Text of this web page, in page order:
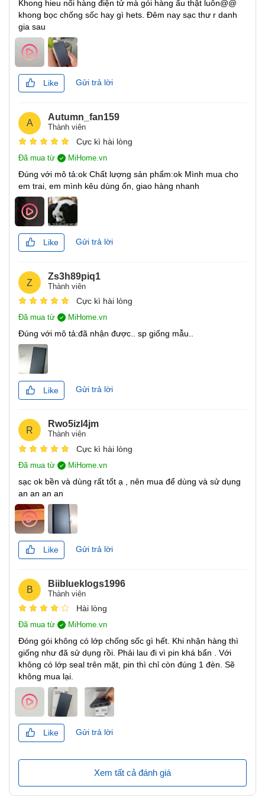
Bộ điều khiển sạc USB thông minh tích hợp với nhiều bảo
vệ. Dễ dàng đối phó với quá tải, phóng điện quá mức,
bảo vệ đáng tin cậy cho các thiết bị điện tử.
Pin Lithium-Polymer dung lượng lớn
10000mAh
Sạc dự phòng type C – PB100DZM
pin Lithium-ion Polymer chất lượng cao với dung lượng
lên đến 10000mAh có thể sạc đầy iPhone 13 đến 1.9 lần,
nên bạn không cần phải lo lắng về nguồn điện khi di
chuyển.
Pin lithium-ion polymer là gì?
Pin Lithium-Ion Polymer hay còn gọi là Lithium-Polymer
Pin Li-Po), là loại pin không sử dụng chất điện phân dạng
lỏng mà thay vào đó là chất điện phân polymer dạng khô,
loại này có hình dáng như một miếng phim nhựa mỏng.
Miếng phim này được ghép giữa cực dương và cực âm
của pin cho phép trao đổi ion. Nhờ đặc tính này nên pin Li-
thước khác nhau. Pin li-po có thể nạp xả nhiều lần và có
tuổi thọ khá cao lên đến khoảng 1000 chu kỳ sạc.
Khong hieu nổi hàng điện tử mà gói hàng ẩu thật luôn@@
khong bọc chống sốc hay gì hets. Đêm nay sạc thư r danh
gia sau
Like Gửi trả lời
A
Autumn_fan159
Thành viên
Cực kì hài lòng
Đã mua từ MiHome.vn
Đúng với mô tả:ok Chất lượng sản phẩm:ok Mình mua cho
em trai, em mình kêu dùng ổn, giao hàng nhanh
Like Gửi trả lời
Z
Zs3h89piq1
Thành viên
Cực kì hài lòng
Đã mua từ MiHome.vn
Đúng với mô tả:đã nhận được.. sp giống mẫu..
Like Gửi trả lời
R
Rwo5izl4jm
Thành viên
Cực kì hài lòng
Đã mua từ MiHome.vn
sạc ok bền và dùng rất tốt ạ , nên mua để dùng và sử dụng
an an an an
Like Gửi trả lời
B
Biiblueklogs1996
Thành viên
Hài lòng
Đã mua từ MiHome.vn
Đóng gói không có lớp chống sốc gì hết. Khi nhận hàng thì
giống như đã sử dụng rồi. Phải lau đi vì pin khá bẩn . Với
không có lớp seal trên mặt, pin thì chỉ còn đúng 1 đèn. Sẽ
không mua lại.
Like Gửi trả lời
Xem tất cả đánh giá